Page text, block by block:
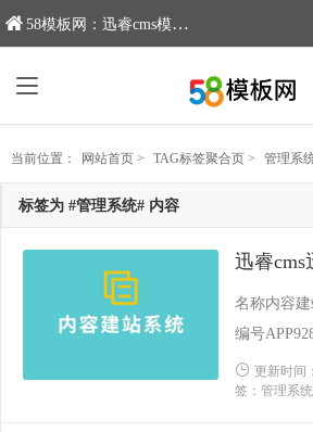
58模板网：迅睿cms模板专业分享平台，新域名：www.moban58.com
当前位置： 网站首页 > TAG标签聚合页 > 管理系
标签为 #管理系统# 内容
迅睿
名称内容
编号
间2022-03-
3-11-30
Ter Laravel
更新时间
签：管理系统